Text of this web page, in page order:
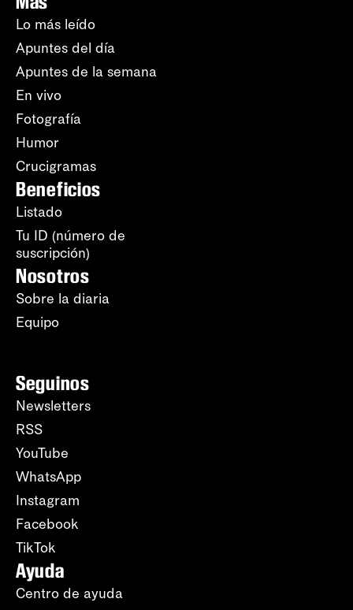
Lo más leído
Apuntes del día
Apuntes de la semana
En vivo
Fotografía
Humor
Crucigramas
Beneficios
Listado
Tu ID (número de
suscripción)
Nosotros
Sobre la diaria
Equipo
Seguinos
Newsletters
RSS
YouTube
WhatsApp
Instagram
Facebook
TikTok
Ayuda
Centro de ayuda